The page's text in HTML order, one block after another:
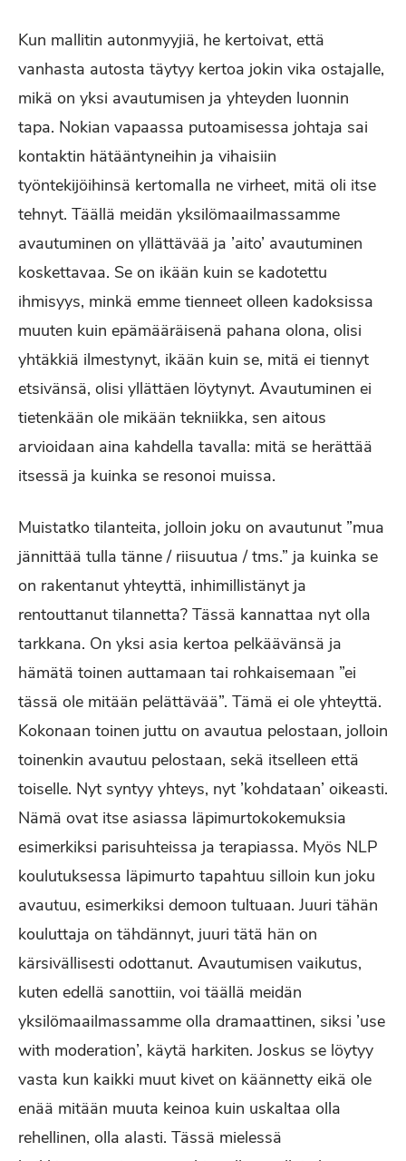
Kun mallitin autonmyyjiä, he kertoivat, että
vanhasta autosta täytyy kertoa jokin vika ostajalle,
mikä on yksi avautumisen ja yhteyden luonnin
tapa. Nokian vapaassa putoamisessa johtaja sai
kontaktin hätääntyneihin ja vihaisiin
työntekijöihinsä kertomalla ne virheet, mitä oli itse
tehnyt. Täällä meidän yksilömaailmassamme
avautuminen on yllättävää ja ’aito’ avautuminen
koskettavaa. Se on ikään kuin se kadotettu
ihmisyys, minkä emme tienneet olleen kadoksissa
muuten kuin epämääräisenä pahana olona, olisi
yhtäkkiä ilmestynyt, ikään kuin se, mitä ei tiennyt
etsivänsä, olisi yllättäen löytynyt. Avautuminen ei
tietenkään ole mikään tekniikka, sen aitous
arvioidaan aina kahdella tavalla: mitä se herättää
itsessä ja kuinka se resonoi muissa.
Muistatko tilanteita, jolloin joku on avautunut ”mua
jännittää tulla tänne / riisuutua / tms.” ja kuinka se
on rakentanut yhteyttä, inhimillistänyt ja
rentouttanut tilannetta? Tässä kannattaa nyt olla
tarkkana. On yksi asia kertoa pelkäävänsä ja
hämätä toinen auttamaan tai rohkaisemaan ”ei
tässä ole mitään pelättävää”. Tämä ei ole yhteyttä.
Kokonaan toinen juttu on avautua pelostaan, jolloin
toinenkin avautuu pelostaan, sekä itselleen että
toiselle. Nyt syntyy yhteys, nyt ’kohdataan’ oikeasti.
Nämä ovat itse asiassa läpimurtokokemuksia
esimerkiksi parisuhteissa ja terapiassa. Myös NLP
koulutuksessa läpimurto tapahtuu silloin kun joku
avautuu, esimerkiksi demoon tultuaan. Juuri tähän
kouluttaja on tähdännyt, juuri tätä hän on
kärsivällisesti odottanut. Avautumisen vaikutus,
kuten edellä sanottiin, voi täällä meidän
yksilömaailmassamme olla dramaattinen, siksi ’use
with moderation’, käytä harkiten. Joskus se löytyy
vasta kun kaikki muut kivet on käännetty eikä ole
enää mitään muuta keinoa kuin uskaltaa olla
rehellinen, olla alasti. Tässä mielessä